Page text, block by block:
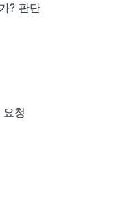
? 판단
청